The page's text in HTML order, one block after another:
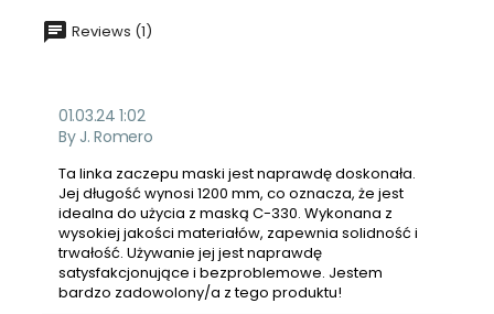
Reviews (1)
01.03.24 1:02
By J. Romero
Ta linka zaczepu maski jest naprawdę doskonała.
Jej długość wynosi 1200 mm, co oznacza, że jest
idealna do użycia z maską C-330. Wykonana z
wysokiej jakości materiałów, zapewnia solidność i
trwałość. Używanie jej jest naprawdę
satysfakcjonujące i bezproblemowe. Jestem
bardzo zadowolony/a z tego produktu!